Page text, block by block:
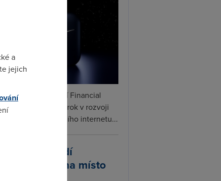
podle informací Financial
připravuje další krok v rozvoji
Vedle satelitního internetu...
zavádí
jména místo
a
jejich